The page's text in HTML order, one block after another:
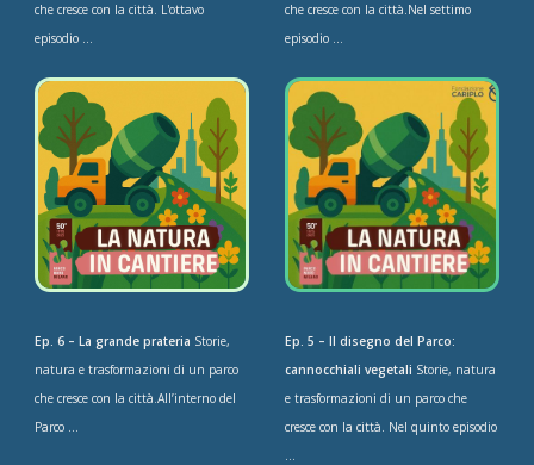
che cresce con la città. L'ottavo
episodio ...
che cresce con la città.Nel settimo
episodio ...
Ep. 6 – La grande prateria Storie,
natura e trasformazioni di un parco
che cresce con la città.All’interno del
Parco ...
Ep. 5 – Il disegno del Parco:
cannocchiali vegetali Storie, natura
e trasformazioni di un parco che
cresce con la città. Nel quinto episodio
...